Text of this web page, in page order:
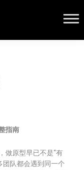
指南
做原型早已不是“有
团队都会遇到同一个